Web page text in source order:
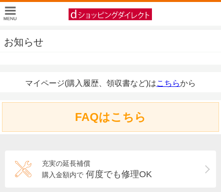
お知らせ
マイページ(購入履歴、領収書など)はこちらから
FAQはこちら
充実の延長補償
購入金額内で 何度でも修理OK